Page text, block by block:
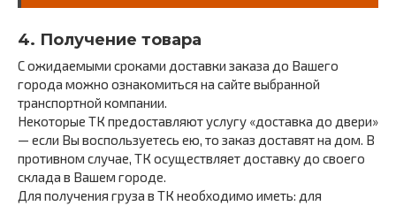
4. Получение товара
С ожидаемыми сроками доставки заказа до Вашего
города можно ознакомиться на сайте выбранной
транспортной компании.
Некоторые ТК предоставляют услугу «доставка до двери»
— если Вы воспользуетесь ею, то заказ доставят на дом. В
противном случае, ТК осуществляет доставку до своего
склада в Вашем городе.
Для получения груза в ТК необходимо иметь: для